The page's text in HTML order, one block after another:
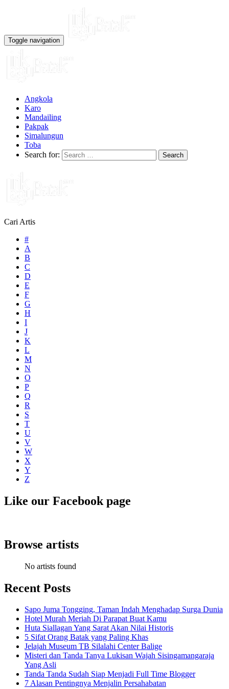
Toggle navigation
Angkola
Karo
Mandailing
Pakpak
Simalungun
Toba
Search for:
Cari Artis
#
A
B
C
D
E
F
G
H
I
J
K
L
M
N
O
P
Q
R
S
T
U
V
W
X
Y
Z
Like our Facebook page
Browse artists
No artists found
Recent Posts
Sapo Juma Tongging, Taman Indah Menghadap Surga Dunia
Hotel Murah Meriah Di Parapat Buat Kamu
Huta Siallagan Yang Sarat Akan Nilai Historis
5 Sifat Orang Batak yang Paling Khas
Jelajah Museum TB Silalahi Center Balige
Misteri dan Tanda Tanya Lukisan Wajah Sisingamangaraja
Yang Asli
Tanda Tanda Sudah Siap Menjadi Full Time Blogger
7 Alasan Pentingnya Menjalin Persahabatan